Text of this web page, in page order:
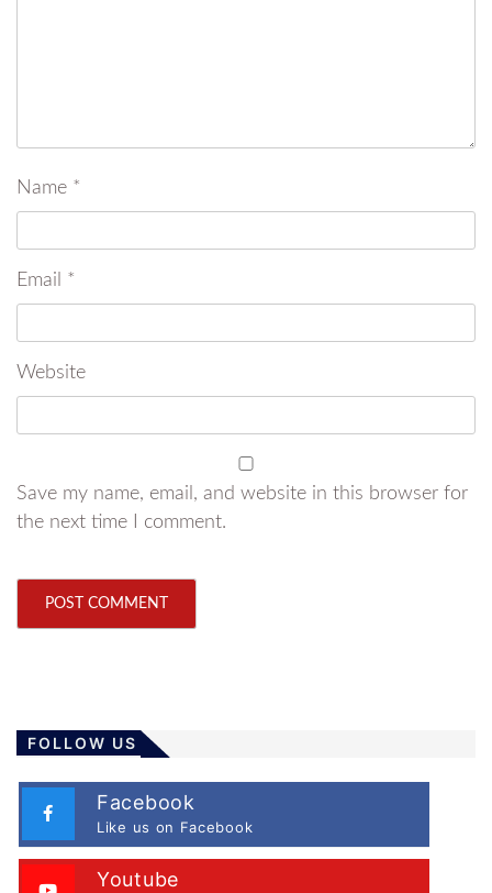
Name *
Email *
Website
Save my name, email, and website in this browser for
the next time I comment.
FOLLOW US
Facebook
Like us on Facebook
Youtube